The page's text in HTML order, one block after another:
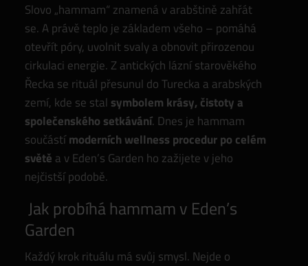
Slovo „hammam“ znamená v arabštině zahřát
se. A právě teplo je základem všeho – pomáhá
otevřít póry, uvolnit svaly a obnovit přirozenou
cirkulaci energie. Z antických lázní starověkého
Řecka se rituál přesunul do Turecka a arabských
zemí, kde se stal symbolem krásy, čistoty a
společenského setkávání. Dnes je hammam
součástímoderních wellness procedur po celém
světě a v Eden’s Garden ho zažijete v jeho
nejčistší podobě.
Jak probíhá hammam v Eden’s
Garden
Každý krok rituálu má svůj smysl. Nejde o